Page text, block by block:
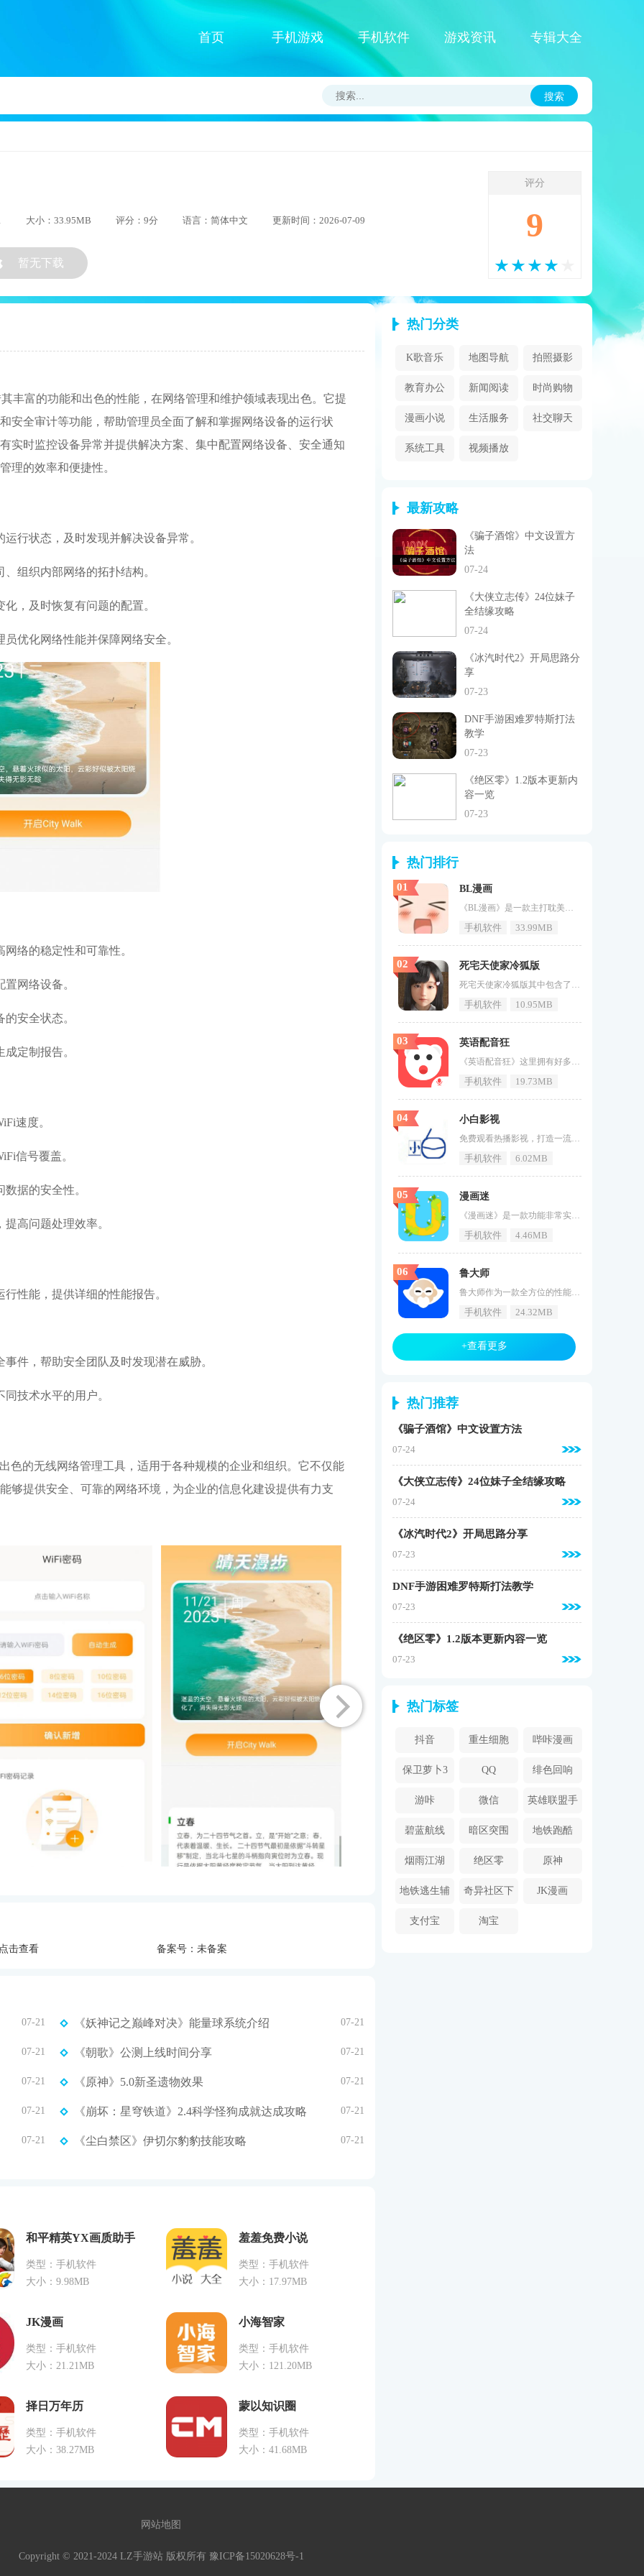
首页 手机游戏 手机软件 游戏资讯 专辑大全
搜索
大小：33.95MB 评分：9分 语言：简体中文 更新时间：2026-07-09
评分
9
丰富的功能和出色的性能，在网络管理和维护领域表现出色。它提
安全审计等功能，帮助管理员全面了解和掌握网络设备的运行状
实时监控设备异常并提供解决方案、集中配置网络设备、安全通知
理的效率和便捷性。
行状态，及时发现并解决设备异常。
组织内部网络的拓扑结构。
，及时恢复有问题的配置。
优化网络性能并保障网络安全。
络的稳定性和可靠性。
网络设备。
安全状态。
定制报告。
速度。
信号覆盖。
据的安全性。
高问题处理效率。
性能，提供详细的性能报告。
件，帮助安全团队及时发现潜在威胁。
技术水平的用户。
色的无线网络管理工具，适用于各种规模的企业和组织。它不仅能
够提供安全、可靠的网络环境，为企业的信息化建设提供有力支
击查看 备案号：未备案
07-21 《妖神记之巅峰对决》能量球系统介绍 07-21
07-21 《朝歌》公测上线时间分享 07-21
07-21 《原神》5.0新圣遗物效果 07-21
07-21 《崩坏：星穹铁道》2.4科学怪狗成就达成攻略 07-21
07-21 《尘白禁区》伊切尔豹豹技能攻略 07-21
和平精英YX画质助手
类型：手机软件
大小：9.98MB
羞羞免费小说
类型：手机软件
大小：17.97MB
JK漫画
类型：手机软件
大小：21.21MB
小海智家
类型：手机软件
大小：121.20MB
择日万年历
类型：手机软件
大小：38.27MB
蒙以知识圈
类型：手机软件
大小：41.68MB
热门分类
K歌音乐 地图导航 拍照摄影
教育办公 新闻阅读 时尚购物
漫画小说 生活服务 社交聊天
系统工具 视频播放
最新攻略
《骗子酒馆》中文设置方
法
07-24
《大侠立志传》24位妹子
全结缘攻略
07-24
《冰汽时代2》开局思路分
享
07-23
DNF手游困难罗特斯打法
教学
07-23
《绝区零》1.2版本更新内
容一览
07-23
热门排行
BL漫画
《BL漫画》是一款主打耽美漫画，腐气满满，这款软件操作简单，各种精彩资源带来最佳体验，这里包含的资源非常完整和多样，每个用户都可以在互联网上找到自己喜欢的内容，从中获取更多优质资源，享受网上追剧的乐趣，体验最佳福利资源。BL漫画特点：1、BL漫画内容极其丰富，所有漫画均为正版资源，漫画更新速度极快，几乎为零等待；2、各种流行、流行的购物漫画内容随时推送，包括一些全网知名、流行的漫画内容；3、漫画分类详细，用户输入关键词即可搜索，喜欢的漫画内容可离线直接缓存。BL漫画
手机软件 33.99MB
01
死宅天使家冷狐版
死宅天使家冷狐版其中包含了丰富的内容和数据，玩家可以在游戏中扮演角色，进行各种冒险和互动，游戏中还提供了各种类型的美女角色，玩家可以自定义和控制她们进行游戏，玩家还可以接受各种任务，享受游戏带来的乐趣，总的来说，这是一款非常有趣的游戏，快来下载体验吧。死宅天使家冷狐版设定了多样的故事背景1、死宅天使家冷狐版操作简单，让玩家能够轻松上手，畅玩游戏，每个情节的选择都将影响游戏的结局，让玩家充分体验游戏的乐趣。2、游戏中的情节设定精彩纷呈，让玩家能够在游戏中感受到真正的
手机软件 10.95MB
02
英语配音狂
《英语配音狂》这里拥有好多的动漫资源，你通过给动漫配英语，可以快速让你的口语得到提升。我们还有着专业的在线视频教育资源，让你可以随时随地的进行英语学习，快速提高你们的成绩，喜欢的用户快来游戏窝手游网下载使用吧！英语配音狂介绍英语配音狂app是由广州市九二网络科技有限公司强力打造的一款有趣的英语配音应用软件，软件内置英日韩法德俄西阿葡意泰越波斯语、缅甸语、粤语、闽南话、土耳其语、乌尔都语、波兰语、外国人学中文等超全语种课程，有效帮助您进行外语学习。英语配音狂亮点你可以根
手机软件 19.73MB
03
小白影视
免费观看热播影视，打造一流观影平台。《小白影视》享受爽快的影视播放体验，你自由地观看任何资源，还可以直接下载电影，将其保存到手机中，然后可以随时播放，它还是一个功能强大的视频播放器，你喜欢的内容在这里都可以观看体验。如果喜欢这款软件的用户不要在犹豫了快来71游戏网下载吧。小白影视特色1、小白影视是一款优秀的影视软件，用户可以免费观看电影享受舒适的体验。2、该软件使用户可以享受高质量的播放体验，让你可以有更多的观影选择体验。3、支持多种播放格式，自动转码，使用户可以流畅
手机软件 6.02MB
04
漫画迷
《漫画迷》是一款功能非常实用的手机漫画阅读软件，在这款游戏中所有的漫画观看都是十分流畅的，所有的漫画都有着不同的画质可以切换，让玩家可以拥有更多的选择，海量的漫画资源可以随意的选择观看，每一个资源都是可以免费观看的，并且在观看漫画的过程中没有任何的广告。漫画迷软件详情1、软件中的漫画资源非常的丰富，不管是国内外的漫画资源应有尽有。2、所有的漫画都是可以免费观看的，并且没有任何的广告烦恼。3、软件操作非常的轻松简单，只需要简单的点击就能够找到适合的漫画。漫画迷软件特色
手机软件 4.46MB
05
鲁大师
鲁大师作为一款全方位的性能检测与优化软件，自面世以来便广受好评。其简洁的界面设计让人一目了然，无论是性能检测、垃圾清理还是验机服务，都能迅速找到入口。鲁大师覆盖手机与电脑双平台，能够深度解析CPU、GPU、内存等核心硬件性能，为用户提供精准的硬件评估报告。其独特的验机功能能有效识别假冒伪劣产品，保障消费者权益。鲁大师还提供二手回收服务，助力用户环保处理废旧电子设备。总的来说，鲁大师是每一位电子产品用户的得力助手。跑分多少算好通过鲁大师评测app，可以对自己的手
手机软件 24.32MB
06
+查看更多
热门推荐
《骗子酒馆》中文设置方法
07-24
《大侠立志传》24位妹子全结缘攻略
07-24
《冰汽时代2》开局思路分享
07-23
DNF手游困难罗特斯打法教学
07-23
《绝区零》1.2版本更新内容一览
07-23
热门标签
抖音 重生细胞 哔咔漫画
2024
保卫萝卜3 QQ 绯色回响
游咔 微信 英雄联盟手
游
碧蓝航线 暗区突围 地铁跑酷
烟雨江湖 绝区零 原神
地铁逃生辅
助器
奇异社区下
载安装
JK漫画
支付宝 淘宝
网站地图
Copyright © 2021-2024 LZ手游站 版权所有 豫ICP备15020628号-1